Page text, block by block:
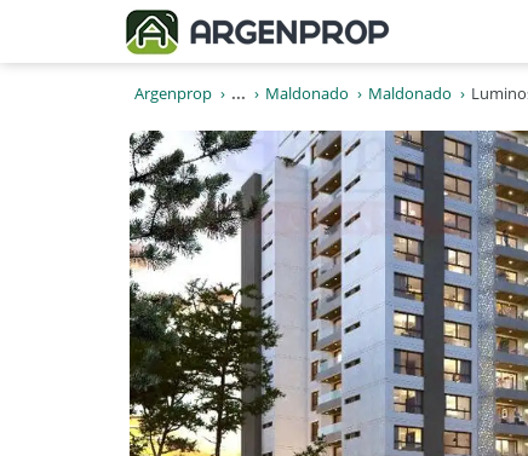
Argenprop ... Maldonado Maldonado